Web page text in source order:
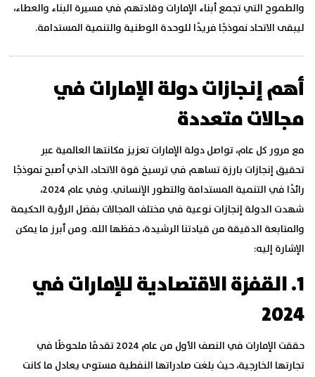
والطموح التي تجمع أبناء الإمارات وقادتهم في مسيرة البناء والعطاء،
ليبقى الاتحاد نموذجًا فريدًا للوحدة الوطنية والتنمية المستدامة.
أهم إنجازات دولة الإمارات في
مجالات متعددة
مع مرور كل عام، تواصل دولة الإمارات تعزيز مكانتها العالمية عبر
تحقيق إنجازات بارزة تساهم في ترسيخ قوة الاتحاد، الذي أصبح نموذجًا
رائدًا في التنمية المستدامة والتطور الإنساني. وفي عام 2024،
شهدت الدولة إنجازات نوعية في مختلف المجالات بفضل الرؤية الحكيمة
والمتابعة الدقيقة من قيادتنا الرشيدة، حفظها الله. ومن أبرز ما يمكن
الإشارة إليه:
1. القفزة الاقتصادية للإمارات في
2024
حققت الإمارات في النصف الأول من عام 2024 تقدمًا ملحوظًا في
تجارتها الخارجية، حيث بلغت صادراتها النفطية مستوى يعادل ما كانت